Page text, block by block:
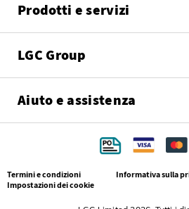
Prodotti e servizi
LGC Group
Aiuto e assistenza
Termini e condizioni Informativa sulla
Impostazioni dei cookie